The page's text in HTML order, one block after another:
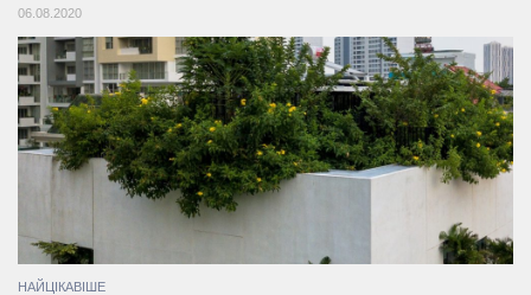
06.08.2020
НАЙЦІКАВІШЕ